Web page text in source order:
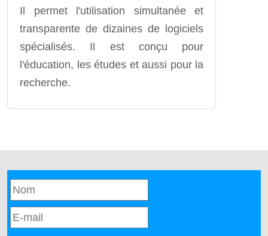
Il permet l'utilisation simultanée et
transparente de dizaines de logiciels
spécialisés. Il est conçu pour
l'éducation, les études et aussi pour la
recherche.